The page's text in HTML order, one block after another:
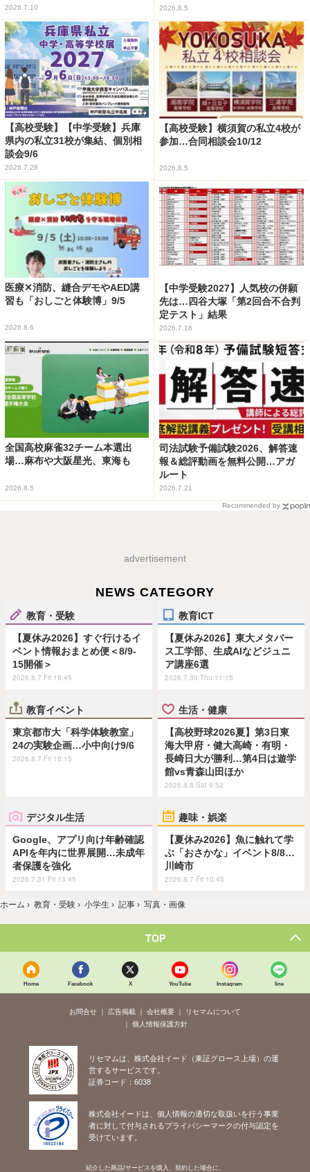
2026.7.10 2026.8.5
【高校受験】【中学受験】兵庫
県内の私立31校が集結、個別相
談会9/6
2026.7.28
【高校受験】横須賀の私立4校が
参加…合同相談会10/12
2026.8.5
医療✕消防、縫合デモやAED講
習も「おしごと体験博」9/5
2026.8.6
【中学受験2027】人気校の併願
先は…四谷大塚「第2回合不合判
定テスト」結果
2026.7.16
全国高校麻雀32チーム本選出
場…麻布や大阪星光、東海も
2026.8.5
司法試験予備試験2026、解答速
報＆総評動画を無料公開…アガ
ルート
2026.7.21
Recommended by
advertisement
NEWS CATEGORY
教育・受験
【夏休み2026】すぐ行けるイ
ベント情報おまとめ便＜8/9-
15開催＞
2026.8.7 Fri 19:45
教育ICT
【夏休み2026】東大メタバー
ス工学部、生成AIなどジュニ
ア講座6選
2026.7.30 Thu 11:15
教育イベント
東京都市大「科学体験教室」
24の実験企画…小中向け9/6
2026.8.7 Fri 18:15
生活・健康
【高校野球2026夏】第3日東
海大甲府・健大高崎・有明・
長崎日大が勝利…第4日は遊学
館vs青森山田ほか
2026.8.8 Sat 9:52
デジタル生活
Google、アプリ向け年齢確認
APIを年内に世界展開…未成年
者保護を強化
2026.7.31 Fri 13:45
趣味・娯楽
【夏休み2026】魚に触れて学
ぶ「おさかな」イベント8/8…
川崎市
2026.8.7 Fri 10:45
ホーム › 教育・受験 › 小学生 › 記事 › 写真・画像
TOP
Home Facebook X YouTube Instagram line
お問合せ 広告掲載 会社概要
リセマムについて
個人情報保護方針
リセマムは、株式会社イード（東証グロース上場）の運
営するサービスです。
証券コード：6038
株式会社イードは、個人情報の適切な取扱いを行う事業
者に対して付与されるプライバシーマークの付与認定を
受けています。
紹介した商品/サービスを購入、契約した場合に、